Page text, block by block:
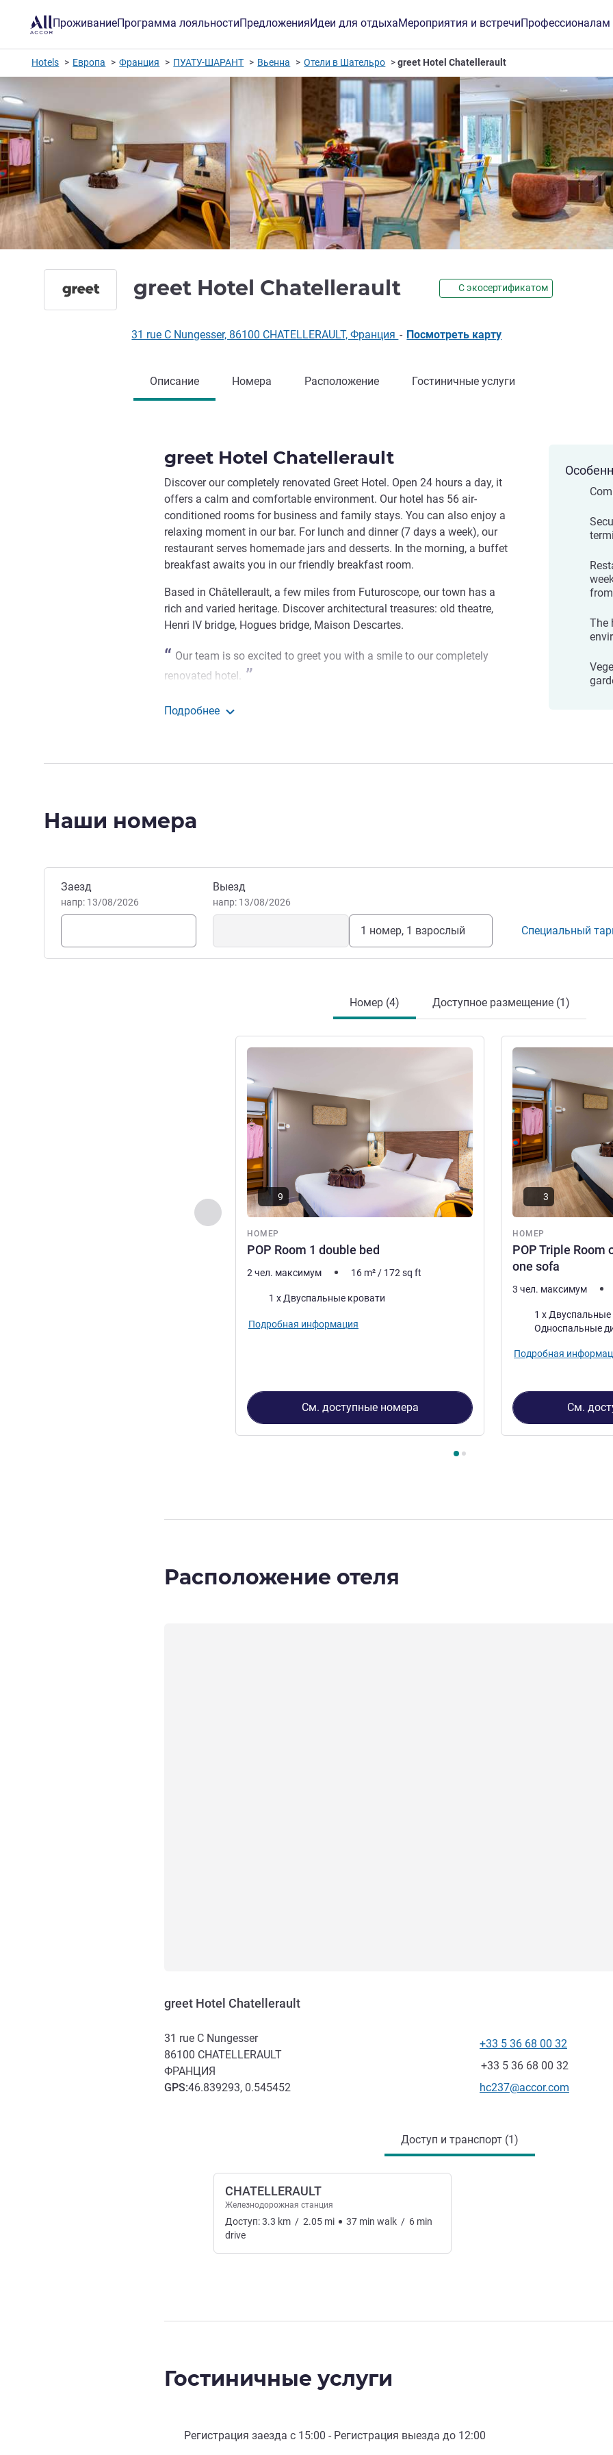
ПроживаниеПрограмма лояльностиПредложенияИдеи для отдыхаМероприятия и встречиПрофессионалам
Hotels Европа Франция ПУАТУ-ШАРАНТ Вьенна Отели в Шательро greet Hotel Chatellerault
greet Hotel Chatellerault 3 звезды
С экосертификатом
31 rue C Nungesser, 86100 CHATELLERAULT, Франция - Посмотреть карту
Описание Номера Расположение Гостиничные услуги
greet Hotel Chatellerault
Discover our completely renovated Greet Hotel. Open 24 hours a day, it
offers a calm and comfortable environment. Our hotel has 56 air-
conditioned rooms for business and family stays. You can also enjoy a
relaxing moment in our bar. For lunch and dinner (7 days a week), our
restaurant serves homemade jars and desserts. In the morning, a buffet
breakfast awaits you in our friendly breakfast room.
Based in Châtellerault, a few miles from Futuroscope, our town has a
rich and varied heritage. Discover architectural treasures: old theatre,
Henri IV bridge, Hogues bridge, Maison Descartes.
Our team is so excited to greet you with a smile to our completely
renovated hotel.
Подробнее
The
Наши номера
Забронировать этот отель
Заезд
напр: 13/08/2026
Выезд
напр: 13/08/2026
1 номер, 1 взрослый Специальный
Номер (4) Доступное размещение (1)
Назад - Номер
НОМЕР
POP Room 1 double bed
Подробная информация
9
2 чел. максимум 16 m² / 172 sq ft
Постель1 x Двуспальные кровати
Подробная информация
См. доступные номера
НОМЕР
POP Triple Room
one sofa
Подробная
3
3 чел. максимум
Постель1 x Двуспальные
Односпальные
Подробная
См.
Расположение отеля
greet Hotel Chatellerault
31 rue C Nungesser
86100 CHATELLERAULT
ФРАНЦИЯ
GPS:46.839293, 0.545452
Телефон
+33 5 36 68 00 32
Факс
+33 5 36 68 00 32
Контактный адрес
hc237@accor.com
Доступ и транспорт (1)
CHATELLERAULT
Железнодорожная станция
Доступ:3.3 km / 2.05 mi 37 min walk / 6 min
drive
Гостиничные услуги
Регистрация заезда с 15:00 - Регистрация выезда до 12:00